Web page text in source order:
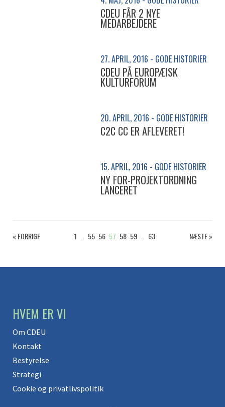
CDEU FÅR 2 NYE
MEDARBEJDERE
27. APRIL, 2016 - GODE HISTORIER
CDEU PÅ EUROPÆISK
KULTURFORUM
20. APRIL, 2016 - GODE HISTORIER
C2C CC ER AFLEVERET!
15. APRIL, 2016 - GODE HISTORIER
NY FOR-PROJEKTORDNING
LANCERET
« FORRIGE 1 55 56 57 58 59 63 NÆSTE »
HVEM ER VI
Om CDEU
Kontakt
Bestyrelse
Strategi
Cookie og privatlivspolitik